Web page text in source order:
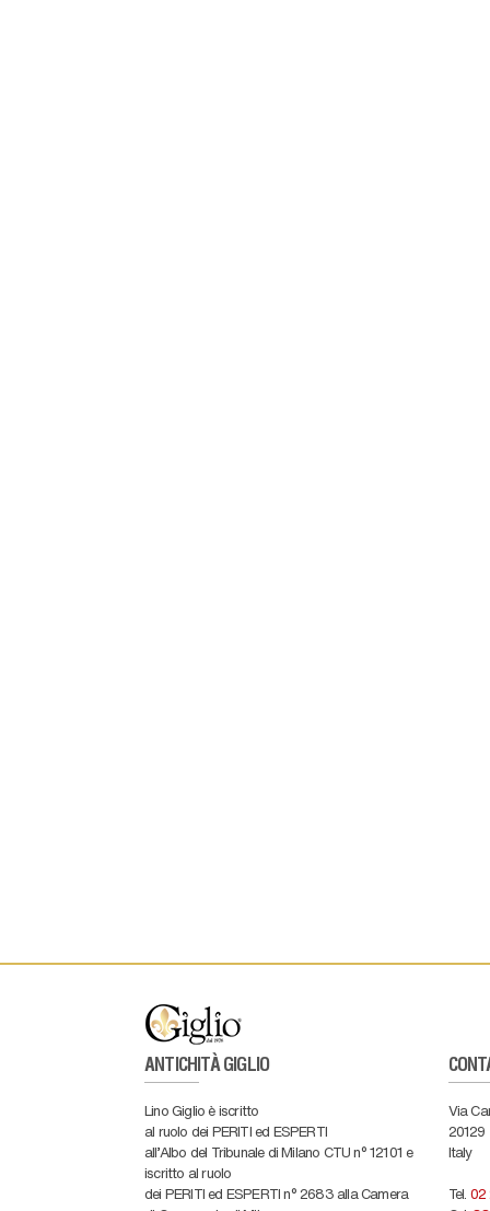
ANTICHITÀ GIGLIO
Lino Giglio è iscritto
al ruolo dei PERITI ed ESPERTI
all'Albo del Tribunale di Milano CTU n° 12101 e
iscritto al ruolo
dei PERITI ed ESPERTI n° 2683 alla Camera
Via
20129
Italy
Tel. 02